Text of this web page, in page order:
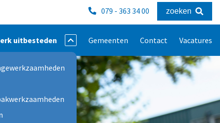
079 - 363 34 00 zoeken
uitbesteden Gemeenten Contact Vacatures